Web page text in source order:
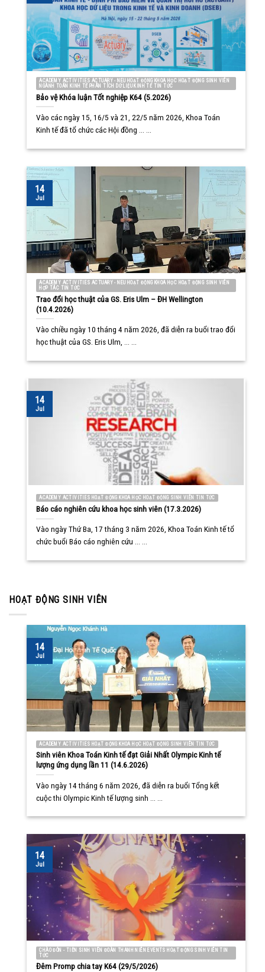
ACADEMY ACTIVITIES ACTUARY - NEU HOẠT ĐỘNG KHOA HỌC HOẠT ĐỘNG SINH VIÊN
NGÀNH TOÁN KINH TẾ PHÂN TÍCH DỮ LIỆU KINH TẾ TIN TỨC
Bảo vệ Khóa luận Tốt nghiệp K64 (5.2026)
Vào các ngày 15, 16/5 và 21, 22/5 năm 2026, Khoa Toán
Kinh tế đã tổ chức các Hội đồng ... ...
ACADEMY ACTIVITIES ACTUARY - NEU HOẠT ĐỘNG KHOA HỌC HOẠT ĐỘNG SINH VIÊN
HỢP TÁC TIN TỨC
Trao đổi học thuật của GS. Eris Ulm – ĐH Wellington
(10.4.2026)
Vào chiều ngày 10 tháng 4 năm 2026, đã diễn ra buổi trao đổi
học thuật của GS. Eris Ulm, ... ...
14
Jul
ACADEMY ACTIVITIES HOẠT ĐỘNG KHOA HỌC HOẠT ĐỘNG SINH VIÊN TIN TỨC
Báo cáo nghiên cứu khoa học sinh viên (17.3.2026)
Vào ngày Thứ Ba, 17 tháng 3 năm 2026, Khoa Toán Kinh tế tổ
chức buổi Báo cáo nghiên cứu ... ...
14
Jul
HOẠT ĐỘNG SINH VIÊN
ACADEMY ACTIVITIES HOẠT ĐỘNG KHOA HỌC HOẠT ĐỘNG SINH VIÊN TIN TỨC
Sinh viên Khoa Toán Kinh tế đạt Giải Nhất Olympic Kinh tế
lượng ứng dụng lần 11 (14.6.2026)
Vào ngày 14 tháng 6 năm 2026, đã diễn ra buổi Tổng kết
cuộc thi Olympic Kinh tế lượng sinh ... ...
14
Jul
CHÀO ĐÓN - TIỄN SINH VIÊN ĐOÀN THANH NIÊN EVENTS HOẠT ĐỘNG SINH VIÊN TIN
TỨC
Đêm Promp chia tay K64 (29/5/2026)
14
Jul